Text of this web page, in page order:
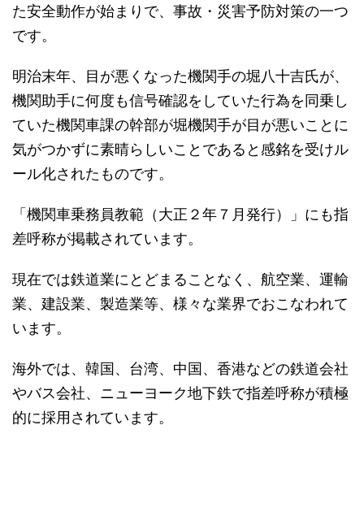
た安全動作が始まりで、事故・災害予防対策の一つ
です。
明治末年、目が悪くなった機関手の堀八十吉氏が、
機関助手に何度も信号確認をしていた行為を同乗し
ていた機関車課の幹部が堀機関手が目が悪いことに
気がつかずに素晴らしいことであると感銘を受けル
ール化されたものです。
「機関車乗務員教範（大正２年７月発行）」にも指
差呼称が掲載されています。
現在では鉄道業にとどまることなく、航空業、運輸
業、建設業、製造業等、様々な業界でおこなわれて
います。
海外では、韓国、台湾、中国、香港などの鉄道会社
やバス会社、ニューヨーク地下鉄で指差呼称が積極
的に採用されています。